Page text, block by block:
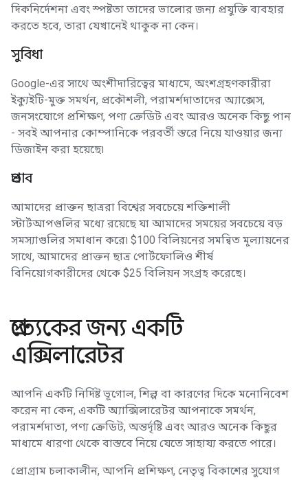
দিকনির্দেশনা এবং স্পষ্টতা তাদের ভালোর জন্য প্রযুক্তি ব্যবহার
করতে হবে, তারা যেখানেই থাকুক না কেন।
সুবিধা
Google-এর সাথে অংশীদারিত্বের মাধ্যমে, অংশগ্রহণকারীরা
ইক্যুইটি-মুক্ত সমর্থন, প্রকৌশলী, পরামর্শদাতাদের অ্যাক্সেস,
জনসংযোগে প্রশিক্ষণ, পণ্য ক্রেডিট এবং আরও অনেক কিছু পান
- সবই আপনার কোম্পানিকে পরবর্তী স্তরে নিয়ে যাওয়ার জন্য
ডিজাইন করা হয়েছে৷
প্রভাব
আমাদের প্রাক্তন ছাত্ররা বিশ্বের সবচেয়ে শক্তিশালী
স্টার্টআপগুলির মধ্যে রয়েছে যা আমাদের সময়ের সবচেয়ে বড়
সমস্যাগুলির সমাধান করে৷ $100 বিলিয়নের সমন্বিত মূল্যায়নের
সাথে, আমাদের প্রাক্তন ছাত্র পোর্টফোলিও শীর্ষ
বিনিয়োগকারীদের থেকে $25 বিলিয়ন সংগ্রহ করেছে।
প্রত্যেকের জন্য একটি
এক্সিলারেটর
আপনি একটি নির্দিষ্ট ভূগোল, শিল্প বা কারণের দিকে মনোনিবেশ
করেন না কেন, একটি অ্যাক্সিলারেটর আপনাকে সমর্থন,
পরামর্শদাতা, পণ্য ক্রেডিট, অন্তর্দৃষ্টি এবং আরও অনেক কিছুর
মাধ্যমে ধারণা থেকে বাস্তবে নিয়ে যেতে সাহায্য করতে পারে।
প্রোগ্রাম চলাকালীন, আপনি প্রশিক্ষণ, নেতৃত্ব বিকাশের সুযোগ